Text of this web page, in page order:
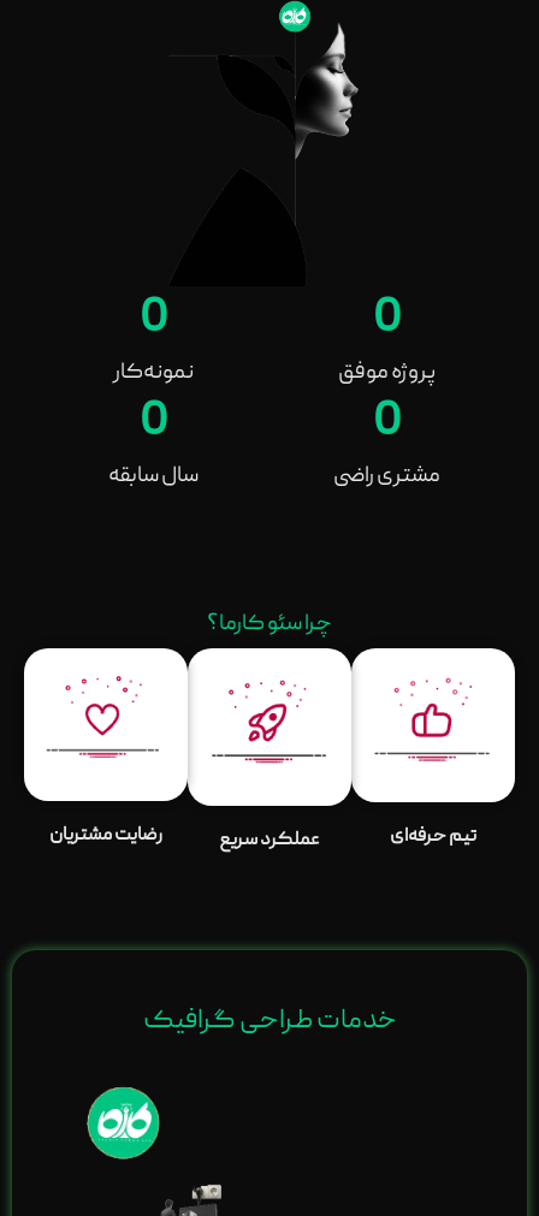
پروژه موفق
0
نمونه‌کار
0
مشتری راضی
0
سال سابقه
0
چرا سئو کارما؟
تیم حرفه‌ای عملکرد سریع رضایت مشتریان
خدمات طراحی گرافیک